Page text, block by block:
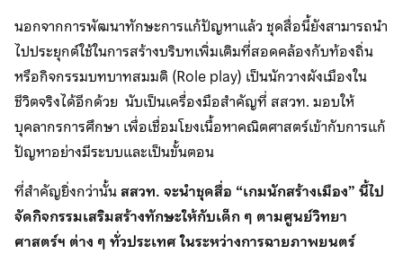
นอกจากการพัฒนาทักษะการแก้ปัญหาแล้ว ชุดสื่อนี้ยังสามารถนำ
ไปประยุกต์ใช้ในการสร้างบริบทเพิ่มเติมที่สอดคล้องกับท้องถิ่น
หรือกิจกรรมบทบาทสมมติ (Role play) เป็นนักวางผังเมืองใน
ชีวิตจริงได้อีกด้วย นับเป็นเครื่องมือสำคัญที่ สสวท. มอบให้
บุคลากรการศึกษา เพื่อเชื่อมโยงเนื้อหาคณิตศาสตร์เข้ากับการแก้
ปัญหาอย่างมีระบบและเป็นขั้นตอน
ที่สำคัญยิ่งกว่านั้นสสวท. จะนำชุดสื่อ “เกมนักสร้างเมือง” นี้ไป
จัดกิจกรรมเสริมสร้างทักษะให้กับเด็ก ๆ ตามศูนย์วิทยา
ศาสตร์ฯ ต่าง ๆ ทั่วประเทศ ในระหว่างการฉายภาพยนตร์